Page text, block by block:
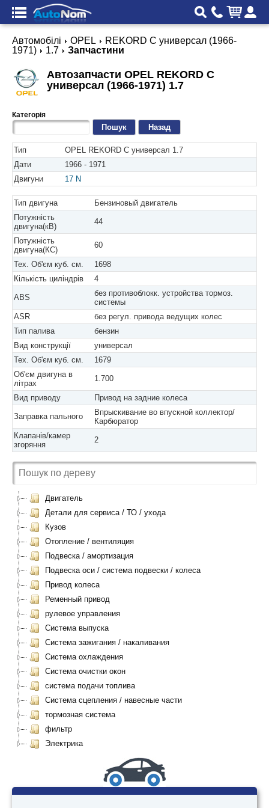
Автомобілі OPEL
REKORD C универсал (1966-
1971)
1.7 Запчастини
Автозапчасти OPEL REKORD C
универсал (1966-1971) 1.7
Категорія
Назад
Тип
OPEL REKORD C универсал 1.7
Дати
1966 - 1971
Двигуни
17 N
Тип двигуна
Бензиновый двигатель
Потужність
двигуна(кВ)
44
Потужність
двигуна(КС)
60
Тех. Об'єм куб. см.
1698
Кількість циліндрів
4
ABS
без противоблокк. устройства тормоз.
системы
ASR
без регул. привода ведущих колес
Тип палива
бензин
Вид конструкції
универсал
Тех. Об'єм куб. см.
1679
Об'єм двигуна в
літрах
1.700
Вид приводу Привод на задние колеса
Заправка пального
Впрыскивание во впускной коллектор/
Карбюратор
Клапанів/камер
згоряння
2
Двигатель
Детали для сервиса / ТО / ухода
Кузов
Отопление / вентиляция
Подвеска / амортизация
Подвеска оси / система подвески / колеса
Привод колеса
Ременный привод
рулевое управления
Система выпуска
Система зажигания / накаливания
Система охлаждения
Система очистки окон
система подачи топлива
Система сцепления / навесные части
тормозная система
фильтр
Электрика